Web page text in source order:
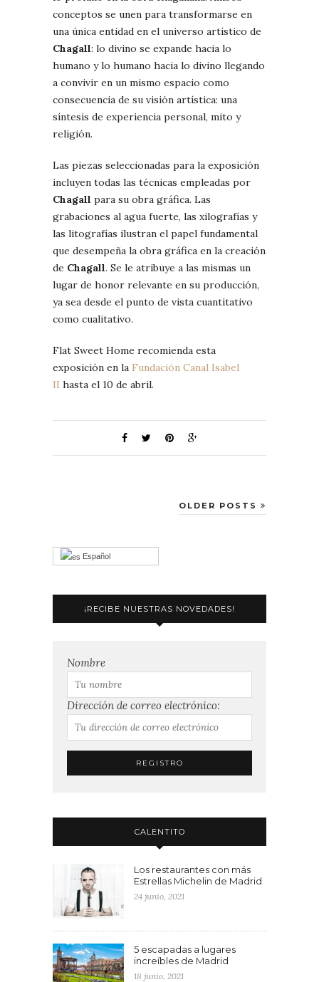
conceptos se unen para transformarse en
una única entidad en el universo artístico de
Chagall: lo divino se expande hacia lo
humano y lo humano hacia lo divino llegando
a convivir en un mismo espacio como
consecuencia de su visión artística: una
síntesis de experiencia personal, mito y
religión.
Las piezas seleccionadas para la exposición
incluyen todas las técnicas empleadas por
Chagall para su obra gráfica. Las
grabaciones al agua fuerte, las xilografías y
las litografías ilustran el papel fundamental
que desempeña la obra gráfica en la creación
de Chagall. Se le atribuye a las mismas un
lugar de honor relevante en su producción,
ya sea desde el punto de vista cuantitativo
como cualitativo.
Flat Sweet Home recomienda esta
exposición en la Fundación Canal Isabel
II hasta el 10 de abril.
OLDER POSTS
Español
¡RECIBE NUESTRAS NOVEDADES!
Nombre
Dirección de correo electrónico:
CALENTITO
Los restaurantes con más
Estrellas Michelin de Madrid
24 junio, 2021
5 escapadas a lugares
increíbles de Madrid
18 junio, 2021